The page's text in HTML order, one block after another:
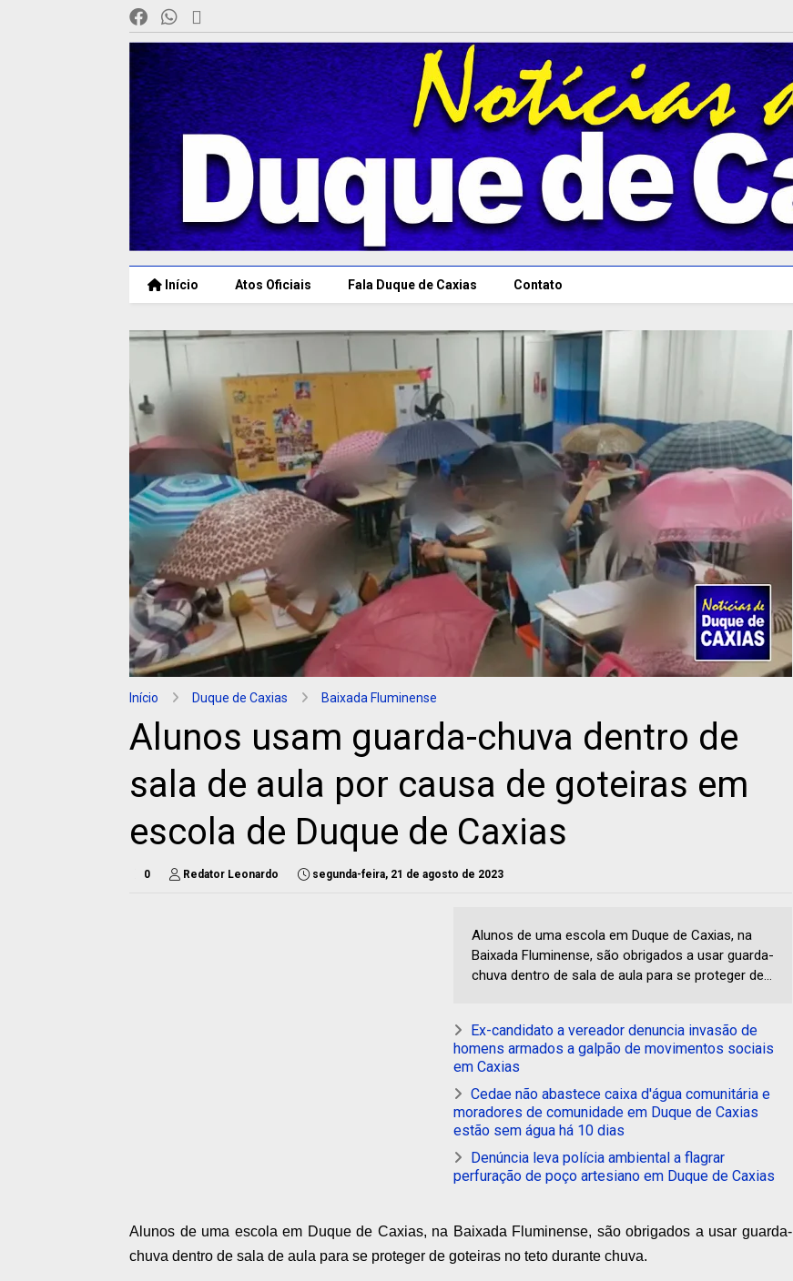
Início Atos Oficiais Fala Duque de Caxias Contato
Início Duque de Caxias Baixada Fluminense
Alunos usam guarda-chuva dentro de
sala de aula por causa de goteiras em
escola de Duque de Caxias
0 Redator Leonardo segunda-feira, 21 de agosto de 2023
Alunos de uma escola em Duque de Caxias, na
Baixada Fluminense, são obrigados a usar guarda-
chuva dentro de sala de aula para se proteger de...
Ex-candidato a vereador denuncia invasão de
homens armados a galpão de movimentos sociais
em Caxias
Cedae não abastece caixa d'água comunitária e
moradores de comunidade em Duque de Caxias
estão sem água há 10 dias
Denúncia leva polícia ambiental a flagrar
perfuração de poço artesiano em Duque de Caxias
Alunos de uma escola em Duque de Caxias, na Baixada Fluminense, são obrigados a usar guarda-
chuva dentro de sala de aula para se proteger de goteiras no teto durante chuva.